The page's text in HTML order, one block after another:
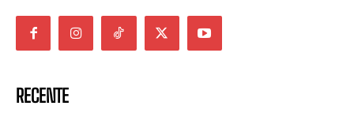
RECENTE